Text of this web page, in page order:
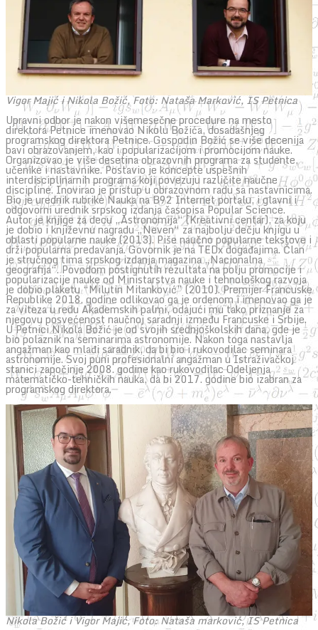
Vigor Majić i Nikola Božić, Foto: Nataša Marković, IS Petnica
Upravni odbor je nakon višemesečne procedure na mesto
direktora Petnice imenovao Nikolu Božića, dosadašnjeg
programskog direktora Petnice. Gospodin Božić se više decenija
bavi obrazovanjem, kao i popularizacijom i promocijom nauke.
Organizovao je više desetina obrazovnih programa za studente,
učenike i nastavnike. Postavio je koncepte uspešnih
interdisciplinarnih programa koji povezuju različite naučne
discipline. Inovirao je pristup u obrazovnom radu sa nastavnicima.
Bio je urednik rubrike Nauka na B92 Internet portalu, i glavni i
odgovorni urednik srpskog izdanja časopisa Popular Science.
Autor je knjige za decu „Astronomija“ (Kreativni centar), za koju
je dobio i književnu nagradu „Neven“ za najbolju dečju knjigu u
oblasti popularne nauke (2013). Piše naučno popularne tekstove i
drži popularna predavanja. Govornik je na TEDx događajima. Član
je stručnog tima srpskog izdanja magazina „Nacionalna
geografija“. Povodom postignutih rezultata na polju promocije i
popularizacije nauke od Ministarstva nauke i tehnološkog razvoja
je dobio plaketu “Milutin Milanković” (2010). Premijer Francuske
Republike 2018. godine odlikovao ga je ordenom i imenovao ga je
za viteza u redu Akademskih palmi, odajući mu tako priznanje za
njegovu posvećenost naučnoj saradnji između Francuske i Srbije.
U Petnici Nikola Božić je od svojih srednjoškolskih dana, gde je
bio polaznik na seminarima astronomije. Nakon toga nastavlja
angažman kao mlađi saradnik, da bi bio i rukovodilac seminara
astronomije. Svoj puni profesionalni angažman u Istraživačkoj
stanici započinje 2008. godine kao rukovodilac Odeljenja
matematičko-tehničkih nauka, da bi 2017. godine bio izabran za
programskog direktora.
Nikola Božić i Vigor Majić, Foto: Nataša marković, IS Petnica